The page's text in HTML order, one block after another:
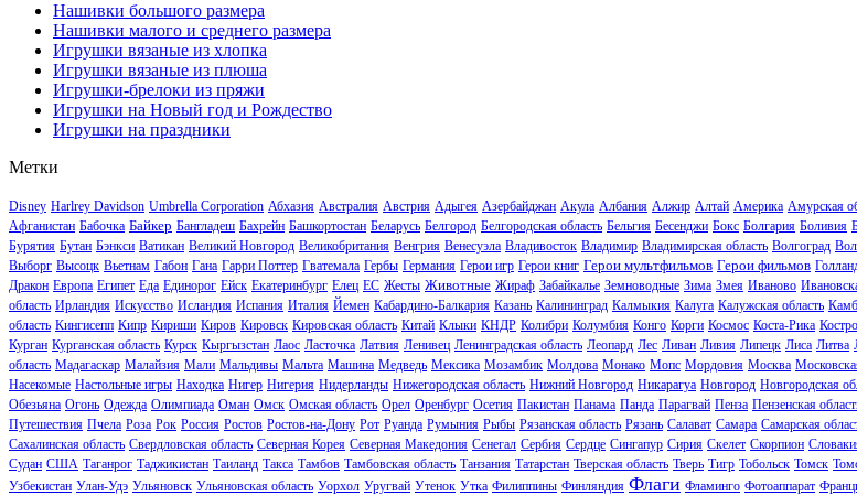
Нашивки большого размера
Нашивки малого и среднего размера
Игрушки вязаные из хлопка
Игрушки вязаные из плюша
Игрушки-брелоки из пряжи
Игрушки на Новый год и Рождество
Игрушки на праздники
Метки
Disney Harlrey Davidson Umbrella Corporation Абхазия Австралия Австрия Адыгея Азербайджан Акула Албания Алжир Алтай Америка Амурская
Афганистан Бабочка Байкер Бангладеш Бахрейн Башкортостан Беларусь Белгород Белгородская область Бельгия Бесенджи Бокс Болгария Боливия
Бурятия Бутан Бэнкси Ватикан Великий Новгород Великобритания Венгрия Венесуэла Владивосток Владимир Владимирская область Волгоград
Выборг Высоцк Вьетнам Габон Гана Гарри Поттер Гватемала Гербы Германия Герои игр Герои книг Герои мультфильмов Герои фильмов
Дракон Европа Египет Еда Единорог Ейск Екатеринбург Елец ЕС Жесты Животные Жираф Забайкалье Земноводные Зима Змея Иваново
область Ирландия Искусство Исландия Испания Италия Йемен Кабардино-Балкария Казань Калининград Калмыкия Калуга Калужская область
область Кингисепп Кипр Кириши Киров Кировск Кировская область Китай Клыки КНДР Колибри Колумбия Конго Корги Космос Коста-Рика
Курган Курганская область Курск Кыргызстан Лаос Ласточка Латвия Ленивец Ленинградская область Леопард Лес Ливан Ливия Липецк Лиса Литва
область Мадагаскар Малайзия Мали Мальдивы Мальта Машина Медведь Мексика Мозамбик Молдова Монако Мопс Мордовия Москва
Насекомые Настольные игры Находка Нигер Нигерия Нидерланды Нижегородская область Нижний Новгород Никарагуа Новгород Новгородская
Обезьяна Огонь Одежда Олимпиада Оман Омск Омская область Орел Оренбург Осетия Пакистан Панама Панда Парагвай Пенза Пензенская
Путешествия Пчела Роза Рок Россия Ростов Ростов-на-Дону Рот Руанда Румыния Рыбы Рязанская область Рязань Салават Самара Самарская
Сахалинская область Свердловская область Северная Корея Северная Македония Сенегал Сербия Сердце Сингапур Сирия Скелет Скорпион
Судан США Таганрог Таджикистан Таиланд Такса Тамбов Тамбовская область Танзания Татарстан Тверская область Тверь Тигр Тобольск Томск
Узбекистан Улан-Удэ Ульяновск Ульяновская область Уорхол Уругвай Утенок Утка Филиппины Финляндия Флаги Фламинго Фотоаппарат